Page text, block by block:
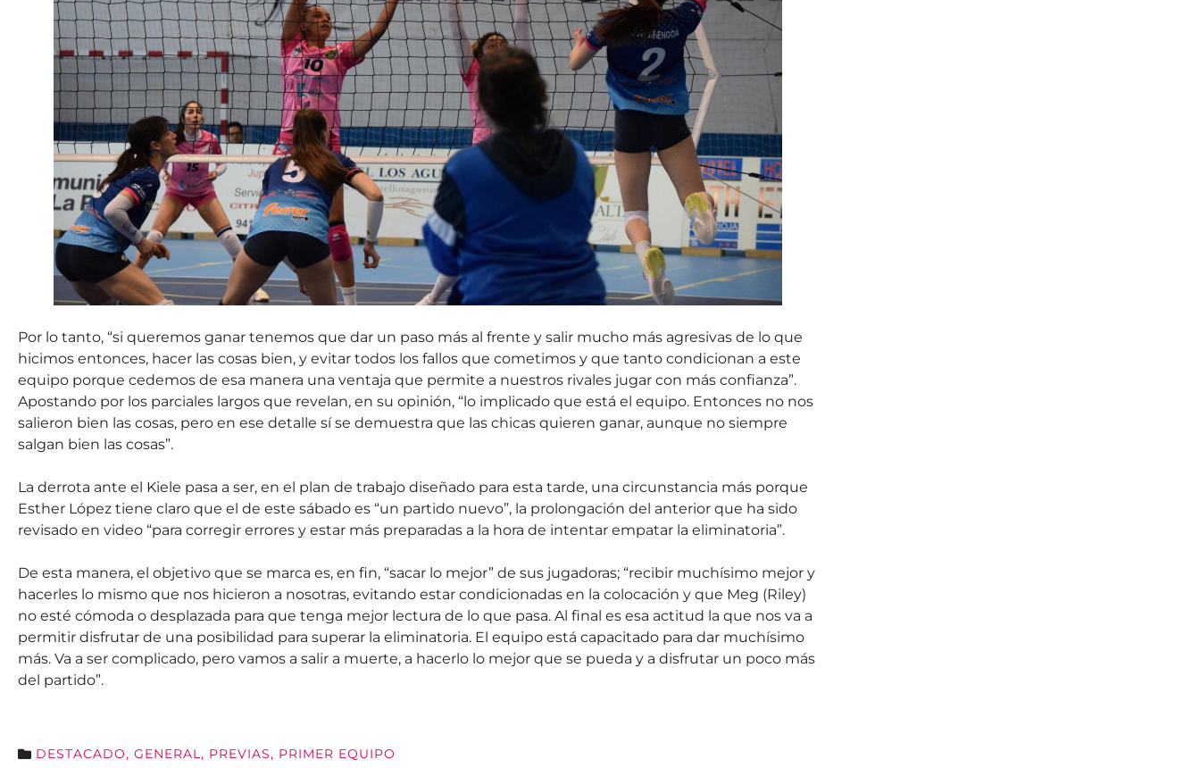
Por lo tanto, “si queremos ganar tenemos que dar un paso más al frente y salir mucho más agresivas de lo que
hicimos entonces, hacer las cosas bien, y evitar todos los fallos que cometimos y que tanto condicionan a este
equipo porque cedemos de esa manera una ventaja que permite a nuestros rivales jugar con más confianza”.
Apostando por los parciales largos que revelan, en su opinión, “lo implicado que está el equipo. Entonces no nos
salieron bien las cosas, pero en ese detalle sí se demuestra que las chicas quieren ganar, aunque no siempre
salgan bien las cosas”.
La derrota ante el Kiele pasa a ser, en el plan de trabajo diseñado para esta tarde, una circunstancia más porque
Esther López tiene claro que el de este sábado es “un partido nuevo”, la prolongación del anterior que ha sido
revisado en video “para corregir errores y estar más preparadas a la hora de intentar empatar la eliminatoria”.
De esta manera, el objetivo que se marca es, en fin, “sacar lo mejor” de sus jugadoras; “recibir muchísimo mejor y
hacerles lo mismo que nos hicieron a nosotras, evitando estar condicionadas en la colocación y que Meg (Riley)
no esté cómoda o desplazada para que tenga mejor lectura de lo que pasa. Al final es esa actitud la que nos va a
permitir disfrutar de una posibilidad para superar la eliminatoria. El equipo está capacitado para dar muchísimo
más. Va a ser complicado, pero vamos a salir a muerte, a hacerlo lo mejor que se pueda y a disfrutar un poco más
del partido”.
DESTACADO, GENERAL, PREVIAS, PRIMER EQUIPO